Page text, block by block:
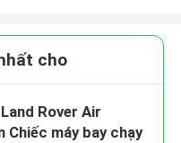
cho
Rover Air
Chiếc máy bay chạy